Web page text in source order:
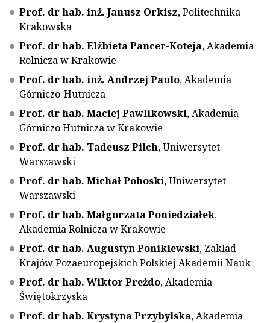
Prof. dr hab. inż. Janusz Orkisz, Politechnika
Krakowska
Prof. dr hab. Elżbieta Pancer-Koteja, Akademia
Rolnicza w Krakowie
Prof. dr hab. inż. Andrzej Paulo, Akademia
Górniczo-Hutnicza
Prof. dr hab. Maciej Pawlikowski, Akademia
Górniczo Hutnicza w Krakowie
Prof. dr hab. Tadeusz Pilch, Uniwersytet
Warszawski
Prof. dr hab. Michał Pohoski, Uniwersytet
Warszawski
Prof. dr hab. Małgorzata Poniedziałek,
Akademia Rolnicza w Krakowie
Prof. dr hab. Augustyn Ponikiewski, Zakład
Krajów Pozaeuropejskich Polskiej Akademii Nauk
Prof. dr hab. Wiktor Preżdo, Akademia
Świętokrzyska
Prof. dr hab. Krystyna Przybylska, Akademia